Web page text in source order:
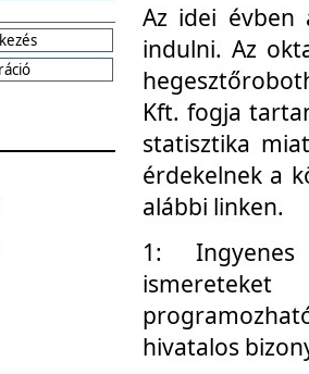
Az idei évben
indulni. Az
Kft. fogja
statisztika
érdekelnek a
alábbi linken.
1: Ingyenes
hivatalos